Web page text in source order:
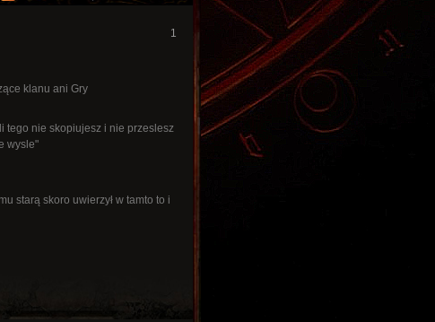
1
klanu ani Gry
tego nie skopiujesz i nie przeslesz
wysle"
starą skoro uwierzył w tamto to i